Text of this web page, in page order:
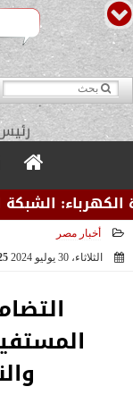
مدير
الشبكة
أخبار مصر
الثلاثاء، 30 يوليو 2024